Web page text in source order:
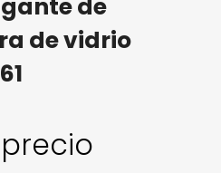
de
de vidrio
precio